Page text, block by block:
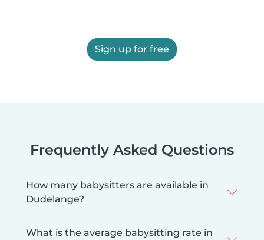
Sign up for free
Frequently Asked Questions
How many babysitters are available in
Dudelange?
What is the average babysitting rate in